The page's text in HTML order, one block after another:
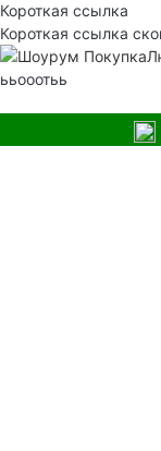
Короткая ссылка
Короткая ссылка
ььооотьь